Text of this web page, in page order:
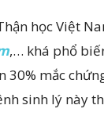
học Việt
,… khá phổ
30% mắc
sinh lý này